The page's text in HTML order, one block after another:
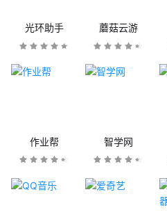
光环助手 蘑菇云游
作业帮 智学网